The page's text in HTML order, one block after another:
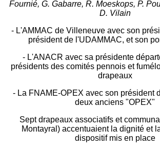
Fournié, G. Gabarre, R. Moeskops, P.
D. Vilain
- L'AMMAC de Villeneuve avec son
président de l'UDAMMAC, et son
- L'ANACR avec sa présidente
présidents des comités pennois et
drapeaux
- La FNAME-OPEX avec son président
deux anciens "OPEX"
Sept drapeaux associatifs et
Montayral) accentuaient la dignité et
dispositif mis en place